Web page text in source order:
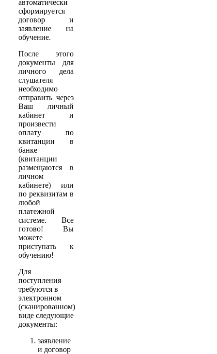
автоматически
сформируется
договор и
заявление на
обучение.
После этого
документы для
личного дела
слушателя
необходимо
отправить через
Ваш личный
кабинет и
произвести
оплату по
квитанции в
банке
(квитанции
размещаются в
личном
кабинете) или
по реквизитам в
любой
платежной
системе. Все
готово! Вы
можете
приступать к
обучению!
Для
поступления
требуются в
электронном
(сканированном)
виде следующие
документы:
заявление
и договор